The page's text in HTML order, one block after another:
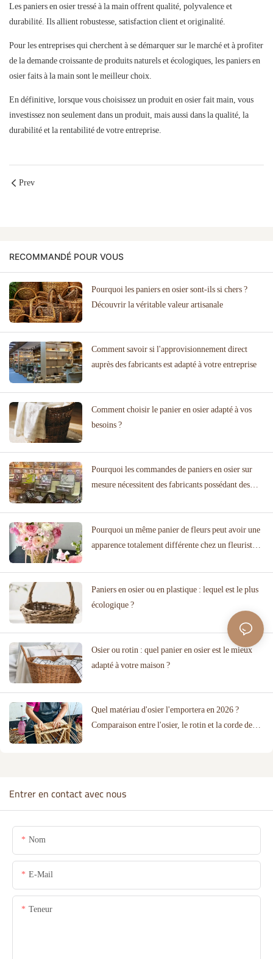
Les paniers en osier tressé à la main offrent qualité, polyvalence et
durabilité. Ils allient robustesse, satisfaction client et originalité.
Pour les entreprises qui cherchent à se démarquer sur le marché et à profiter
de la demande croissante de produits naturels et écologiques, les paniers en
osier faits à la main sont le meilleur choix.
En définitive, lorsque vous choisissez un produit en osier fait main, vous
investissez non seulement dans un produit, mais aussi dans la qualité, la
durabilité et la rentabilité de votre entreprise.
Prev
RECOMMANDÉ POUR VOUS
Pourquoi les paniers en osier sont-ils si chers ?
Découvrir la véritable valeur artisanale
Comment savoir si l'approvisionnement direct
auprès des fabricants est adapté à votre entreprise
Comment choisir le panier en osier adapté à vos
besoins ?
Pourquoi les commandes de paniers en osier sur
mesure nécessitent des fabricants possédant des
Pourquoi un même panier de fleurs peut avoir une
apparence totalement différente chez un fleuriste et
Paniers en osier ou en plastique : lequel est le plus
écologique ?
Osier ou rotin : quel panier en osier est le mieux
adapté à votre maison ?
Quel matériau d'osier l'emportera en 2026 ?
Comparaison entre l'osier, le rotin et la corde de
Entrer en contact avec nous
Nom
E-Mail
Teneur